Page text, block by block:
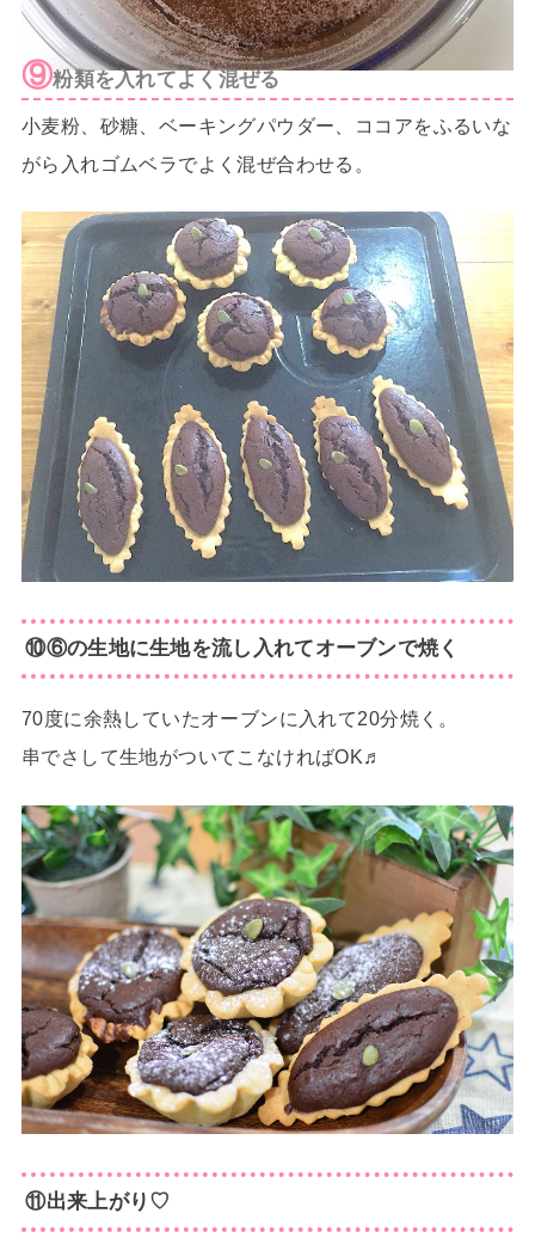
⑨粉類を入れてよく混ぜる
小麦粉、砂糖、ベーキングパウダー、ココアをふるいな
がら入れゴムベラでよく混ぜ合わせる。
⑩⑥の生地に生地を流し入れてオーブンで焼く
70度に余熱していたオーブンに入れて20分焼く。
串でさして生地がついてこなければOK♬
⑪出来上がり♡